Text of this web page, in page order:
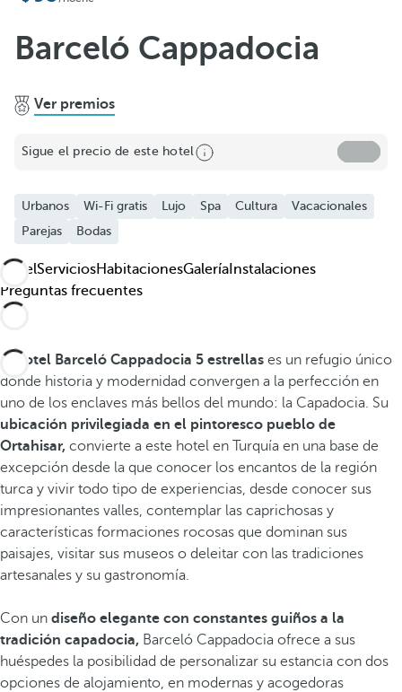
Barceló Cappadocia
Ver premios
Sigue el precio de este hotel
Urbanos Wi-Fi gratis Lujo Spa Cultura
Vacacionales
Parejas
Bodas
HotelServiciosHabitacionesGalería Instalaciones
Preguntas frecuentes
El hotel Barceló Cappadocia 5 estrellas es un refugio único
donde historia y modernidad convergen a la perfección en
uno de los enclaves más bellos del mundo: la Capadocia. Su
ubicación privilegiada en el pintoresco pueblo de
Ortahisar, convierte a este hotel en Turquía en una base de
excepción desde la que conocer los encantos de la región
turca y vivir todo tipo de experiencias, desde conocer sus
impresionantes valles, contemplar las caprichosas y
características formaciones rocosas que dominan sus
paisajes, visitar sus museos o deleitar con las tradiciones
artesanales y su gastronomía.
Con un diseño elegante con constantes guiños a la
tradición capadocia, Barceló Cappadocia ofrece a sus
huéspedes la posibilidad de personalizar su estancia con dos
opciones de alojamiento, en modernas y acogedoras